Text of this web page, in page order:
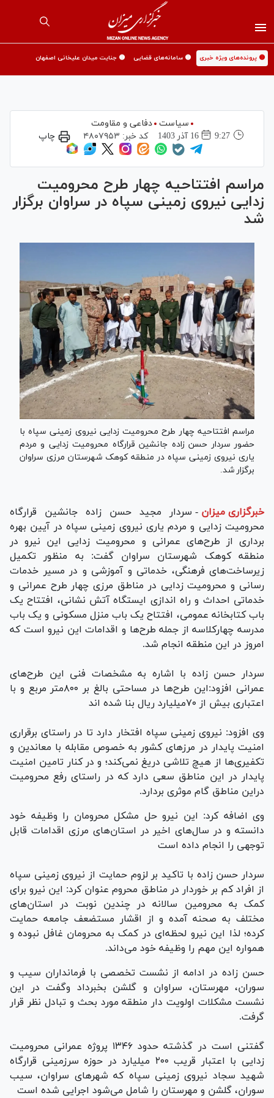
🟡 پرونده‌های ویژه خبری 🟡 سامانه‌های قضایی 🟡 جنایت میدان علیخانی اصفهان
سیاست
دفاعی و مقاومت
9:27
16 آذر 1403 کد خبر: ۴۸۰۷۹۵۳ چاپ
مراسم افتتاحیه چهار طرح محرومیت
زدایی نیروی زمینی سپاه در سراوان برگزار
شد
مراسم افتتاحیه چهار طرح محرومیت زدایی نیروی زمینی سپاه با
حضور سردار حسن زاده جانشین قرارگاه محرومیت زدایی و مردم
یاری نیروی زمینی سپاه در منطقه کوهک شهرستان مرزی سراوان
برگزار شد.
خبرگزاری میزان - سردار مجید حسن زاده جانشین قرارگاه
محرومیت زدایی و مردم یاری نیروی زمینی سپاه در آیین بهره
برداری از طرح‌های عمرانی و محرومیت زدایی این نیرو در
منطقه کوهک شهرستان سراوان گفت: به منظور تکمیل
زیرساخت‌های فرهنگی، خدماتی و آموزشی و در مسیر خدمات
رسانی و محرومیت زدایی در مناطق مرزی چهار طرح عمرانی و
خدماتی احداث و راه اندازی ایستگاه آتش نشانی، افتتاح یک
باب کتابخانه عمومی، افتتاح یک باب منزل مسکونی و یک باب
مدرسه چهارکلاسه از جمله طرح‌ها و اقدامات این نیرو است که
امروز در این منطقه انجام شد.
سردار حسن زاده با اشاره به مشخصات فنی این طرح‌های
عمرانی افزود:این طرح‌ها در مساحتی بالغ بر ۸۰۰متر مربع و با
اعتباری بیش از ۷۰میلیارد ریال بنا شده اند
وی افزود: نیروی زمینی سپاه افتخار دارد تا در راستای برقراری
امنیت پایدار در مرز‌های کشور به خصوص مقابله با معاندین و
تکفیری‌ها از هیچ تلاشی دریغ نمی‌کند؛ و در کنار تامین امنیت
پایدار در این مناطق سعی دارد که در راستای رفع محرومیت
دراین مناطق گام موثری بردارد.
وی اضافه کرد: این نیرو حل مشکل محرومان را وظیفه خود
دانسته و در سال‌های اخیر در استان‌های مرزی اقدامات قابل
توجهی را انجام داده است
سردار حسن زاده با تاکید بر لزوم حمایت از نیروی زمینی سپاه
از افراد کم بر خوردار در مناطق محروم عنوان کرد: این نیرو برای
کمک به محرومین سالانه در چندین نوبت در استان‌های
مختلف به صحنه آمده و از اقشار مستضعف جامعه حمایت
کرده؛ لذا این نیرو لحظه‌ای در کمک به محرومان غافل نبوده و
همواره این مهم را وظیفه خود می‌داند.
حسن زاده در ادامه از نشست تخصصی با فرمانداران سیب و
سوران، مهرستان، سراوان و گلشن بخبرداد وگفت در این
نشست مشکلات اولویت دار منطقه مورد بحث و تبادل نظر قرار
گرفت.
گفتنی است در گذشته حدود ۱۳۴۶ پروژه عمرانی محرومیت
زدایی با اعتبار قریب ۲۰۰ میلیارد در حوزه سرزمینی قرارگاه
شهید سجاد نیروی زمینی سپاه که شهر‌های سراوان، سیب
سوران، گلشن و مهرستان را شامل می‌شود اجرایی شده است